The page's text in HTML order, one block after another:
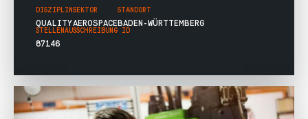
DISZIPLIN
QUALITY
SEKTOR
AEROSPACE
STANDORT
BADEN-WÜRTTEMBERG
STELLENAUSSCHREIBUNG ID
87146